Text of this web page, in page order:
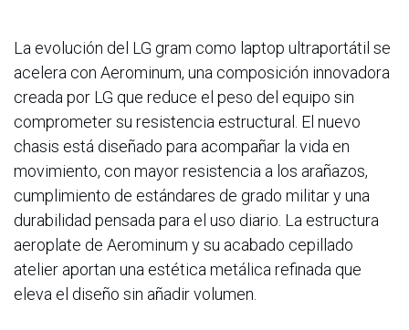
La evolución del LG gram como laptop ultraportátil se
acelera con Aerominum, una composición innovadora
creada por LG que reduce el peso del equipo sin
comprometer su resistencia estructural. El nuevo
chasis está diseñado para acompañar la vida en
movimiento, con mayor resistencia a los arañazos,
cumplimiento de estándares de grado militar y una
durabilidad pensada para el uso diario. La estructura
aeroplate de Aerominum y su acabado cepillado
atelier aportan una estética metálica refinada que
eleva el diseño sin añadir volumen.